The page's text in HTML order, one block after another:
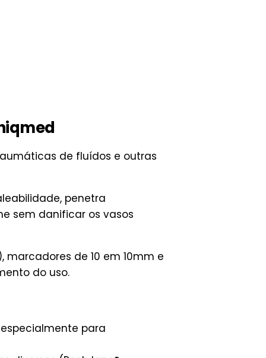
de fluídos e outras
penetra
sem danificar os vasos
de 10 em 10mm e
do uso.
para